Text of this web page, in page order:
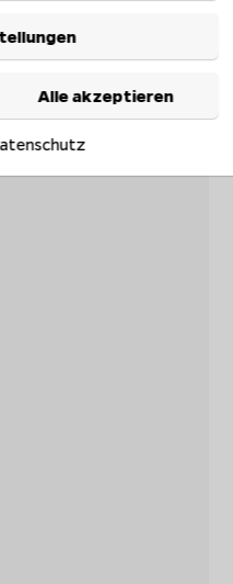
Alle akzeptieren